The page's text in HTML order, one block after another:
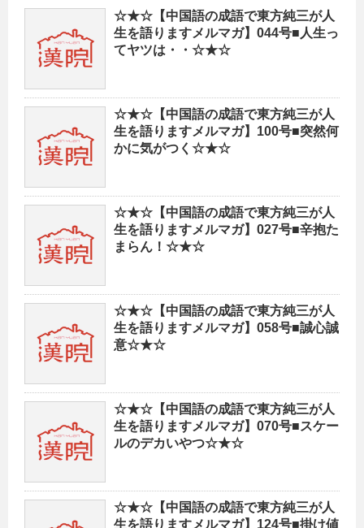
☆★☆【中国語の成語で東方純三が人
生を語りますメルマガ】044号■人生っ
てヤツは・・☆★☆
☆★☆【中国語の成語で東方純三が人
生を語りますメルマガ】100号■突然何
かに気がつく☆★☆
☆★☆【中国語の成語で東方純三が人
生を語りますメルマガ】027号■辛抱た
まらん！☆★☆
☆★☆【中国語の成語で東方純三が人
生を語りますメルマガ】058号■誠心誠
意☆★☆
☆★☆【中国語の成語で東方純三が人
生を語りますメルマガ】070号■スケー
ルのデカいやつ☆★☆
☆★☆【中国語の成語で東方純三が人
生を語りますメルマガ】124号■掛け値